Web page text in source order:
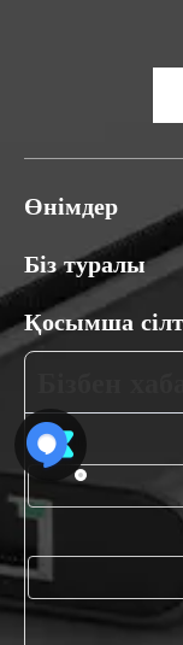
Өнімдер
Біз туралы
Қосымша